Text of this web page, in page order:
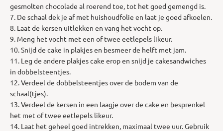
gesmolten chocolade al roerend toe, tot het goed gemengd is.
7. De schaal dek je af met huishoudfolie en laat je goed afkoelen.
8. Laat de kersen uitlekken en vang het vocht op.
9. Meng het vocht met een of twee eetlepels likeur.
10. Snijd de cake in plakjes en besmeer de helft met jam.
11. Leg de andere plakjes cake erop en snijd je cakesandwiches
in dobbelsteentjes.
12. Verdeel de dobbelsteentjes over de bodem van de
schaal(tjes).
13. Verdeel de kersen in een laagje over de cake en besprenkel
het met of twee eetlepels likeur.
14. Laat het geheel goed intrekken, maximaal twee uur. Gebruik